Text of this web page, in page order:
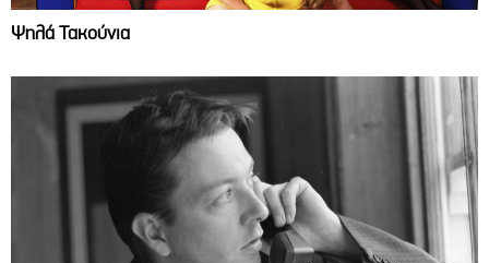
Ψηλά Τακούνια